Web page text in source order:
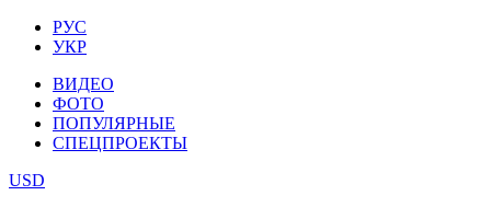
РУС
УКР
ВИДЕО
ФОТО
ПОПУЛЯРНЫЕ
СПЕЦПРОЕКТЫ
USD